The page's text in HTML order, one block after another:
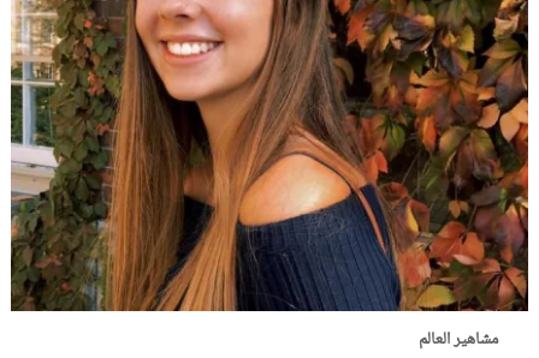
مشاهير العالم